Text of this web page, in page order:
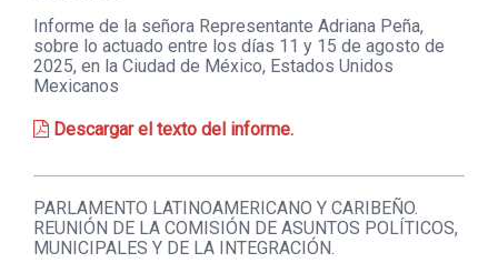
Informe de la señora Representante Adriana Peña,
sobre lo actuado entre los días 11 y 15 de agosto de
2025, en la Ciudad de México, Estados Unidos
Mexicanos
Descargar el texto del informe.
PARLAMENTO LATINOAMERICANO Y CARIBEÑO.
REUNIÓN DE LA COMISIÓN DE ASUNTOS POLÍTICOS,
MUNICIPALES Y DE LA INTEGRACIÓN.